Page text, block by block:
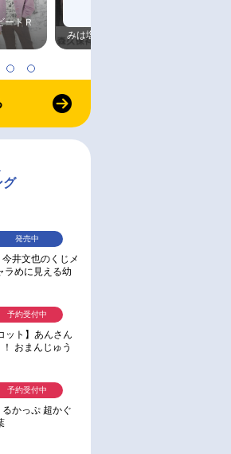
トＲ
みは塩だけ
グ
今井文也のくじメ
ラめに見える幼
独占欲が強いん
発売中
ット】あんさん
おまんじゅう
ト ねくすと2
予約受付中
るかっぷ 超かぐ
予約受付中